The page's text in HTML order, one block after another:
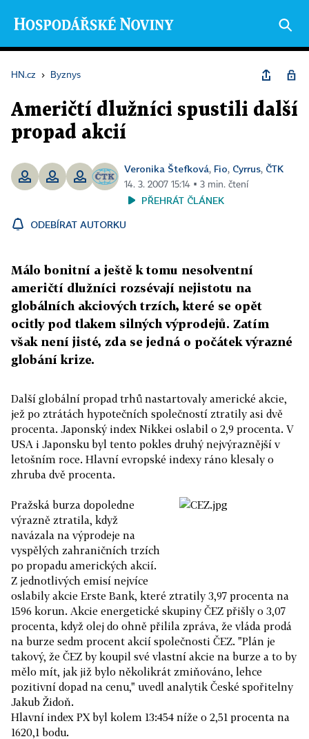
HN.cz › Byznys
Američtí dlužníci spustili další
propad akcií
Veronika Štefková, Fio, Cyrrus, ČTK
14. 3. 2007 15:14 ▪ 3 min. čtení
PŘEHRÁT ČLÁNEK
ODEBÍRAT AUTORKU
Málo bonitní a ještě k tomu nesolventní
američtí dlužníci rozsévají nejistotu na
globálních akciových trzích, které se opět
ocitly pod tlakem silných výprodejů. Zatím
však není jisté, zda se jedná o počátek výrazné
globání krize.
Další globální propad trhů nastartovaly americké akcie,
jež po ztrátách hypotečních společností ztratily asi dvě
procenta. Japonský index Nikkei oslabil o 2,9 procenta. V
USA i Japonsku byl tento pokles druhý nejvýraznější v
letošním roce. Hlavní evropské indexy ráno klesaly o
zhruba dvě procenta.
Pražská burza dopoledne
výrazně ztratila, když
navázala na výprodeje na
vyspělých zahraničních trzích
po propadu amerických akcií.
Z jednotlivých emisí nejvíce
oslabily akcie Erste Bank, které ztratily 3,97 procenta na
1596 korun. Akcie energetické skupiny ČEZ přišly o 3,07
procenta, když olej do ohně přilila zpráva, že vláda prodá
na burze sedm procent akcií společnosti ČEZ. "Plán je
takový, že ČEZ by koupil své vlastní akcie na burze a to by
mělo mít, jak již bylo několikrát zmiňováno, lehce
pozitivní dopad na cenu," uvedl analytik České spořitelny
Jakub Židoň.
Hlavní index PX byl kolem 13:454 níže o 2,51 procenta na
1620,1 bodu.